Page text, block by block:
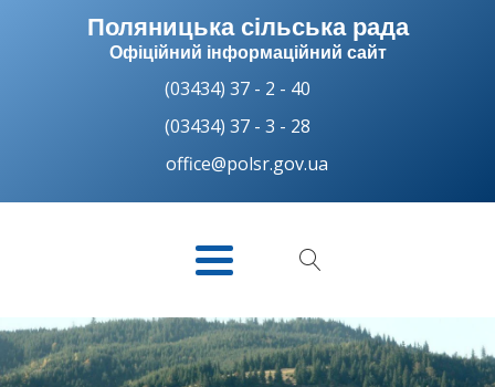
Поляницька сільська рада
Офіційний інформаційний сайт
(03434) 37 - 2 - 40
(03434) 37 - 3 - 28
office@polsr.gov.ua